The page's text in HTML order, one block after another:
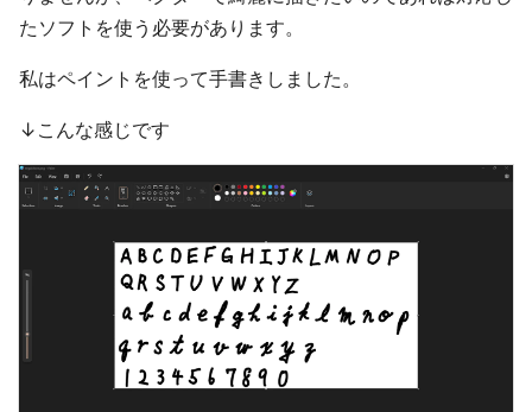
たソフトを使う必要があります。
私はペイントを使って手書きしました。
↓こんな感じです